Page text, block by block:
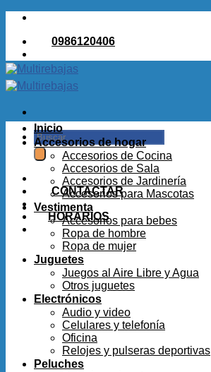
Saltar
contenido0986120406
Buscar
por:
CONTACTAR
HORARIOS
Inicio
Accesorios de hogar
Accesorios de Cocina
Accesorios de Sala
Accesorios de Jardinería
Accesorios para Mascotas
Vestimenta
Accesorios para bebes
Ropa de hombre
Ropa de mujer
Juguetes
Juegos al Aire Libre y Agua
Otros juguetes
Electrónicos
Audio y video
Celulares y telefonía
Oficina
Relojes y pulseras deportivas
Peluches